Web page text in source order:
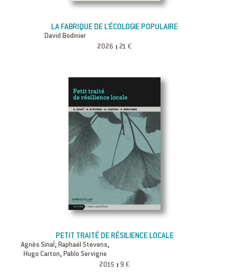
LA FABRIQUE DE L’ÉCOLOGIE POPULAIRE
David Bodinier
2026 21 €
PETIT TRAITÉ DE RÉSILIENCE LOCALE
Agnès SinaÏ, Raphaël Stevens,
Hugo Carton, Pablo Servigne
2015 9 €